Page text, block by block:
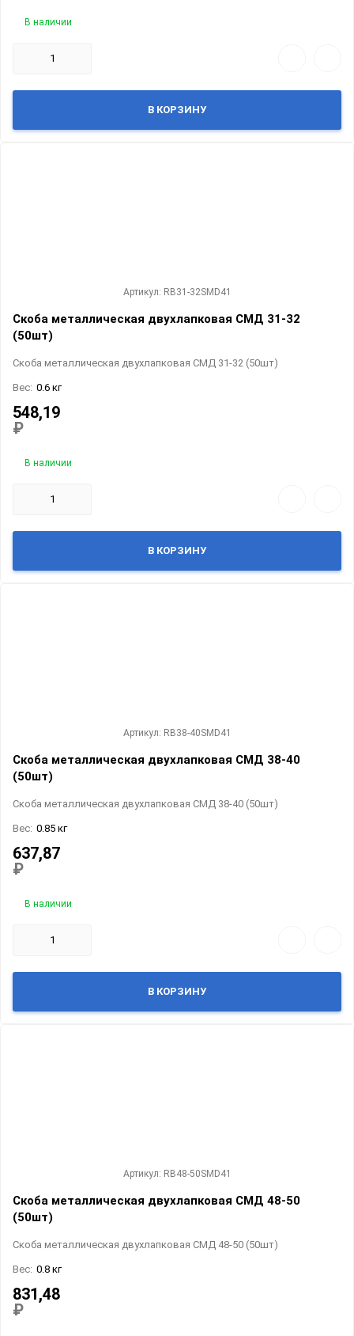
В наличии
В КОРЗИНУ
Артикул: RB31-32SMD41
Скоба металлическая двухлапковая СМД 31-32
(50шт)
Скоба металлическая двухлапковая СМД 31-32 (50шт)
Вес: 0.6 кг
548,19
₽
В наличии
В КОРЗИНУ
Артикул: RB38-40SMD41
Скоба металлическая двухлапковая СМД 38-40
(50шт)
Скоба металлическая двухлапковая СМД 38-40 (50шт)
Вес: 0.85 кг
637,87
₽
В наличии
В КОРЗИНУ
Артикул: RB48-50SMD41
Скоба металлическая двухлапковая СМД 48-50
(50шт)
Скоба металлическая двухлапковая СМД 48-50 (50шт)
Вес: 0.8 кг
831,48
₽